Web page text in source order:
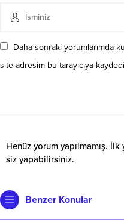
Daha sonraki yorumlarımda
site adresim bu tarayıcıya
Henüz yorum yapılmamış. İlk
siz yapabilirsiniz.
Benzer Konular